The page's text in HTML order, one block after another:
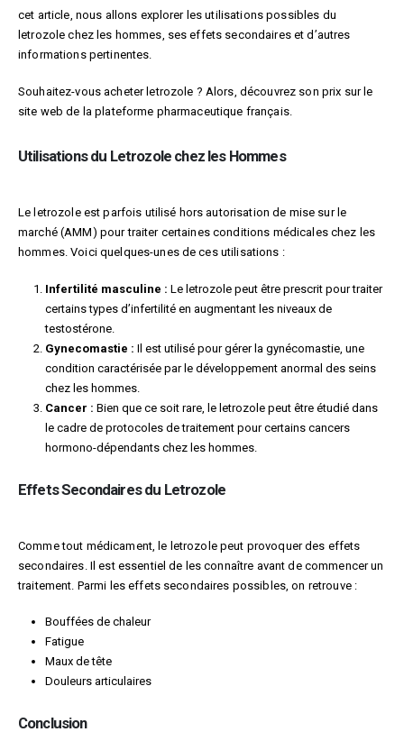
cet article, nous allons explorer les utilisations possibles du
letrozole chez les hommes, ses effets secondaires et d’autres
informations pertinentes.
Souhaitez-vous acheter letrozole ? Alors, découvrez son prix sur le
site web de la plateforme pharmaceutique français.
Utilisations du Letrozole chez les Hommes
Le letrozole est parfois utilisé hors autorisation de mise sur le
marché (AMM) pour traiter certaines conditions médicales chez les
hommes. Voici quelques-unes de ces utilisations :
Infertilité masculine : Le letrozole peut être prescrit pour traiter
certains types d’infertilité en augmentant les niveaux de
testostérone.
Gynecomastie : Il est utilisé pour gérer la gynécomastie, une
condition caractérisée par le développement anormal des seins
chez les hommes.
Cancer : Bien que ce soit rare, le letrozole peut être étudié dans
le cadre de protocoles de traitement pour certains cancers
hormono-dépendants chez les hommes.
Effets Secondaires du Letrozole
Comme tout médicament, le letrozole peut provoquer des effets
secondaires. Il est essentiel de les connaître avant de commencer un
traitement. Parmi les effets secondaires possibles, on retrouve :
Bouffées de chaleur
Fatigue
Maux de tête
Douleurs articulaires
Conclusion